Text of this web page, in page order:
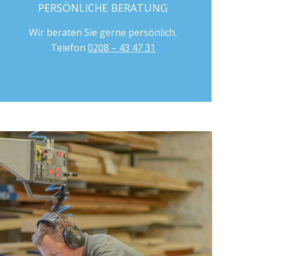
PERSÖNLICHE BERATUNG
Wir beraten Sie gerne persönlich.
Telefon 0208 – 43 47 31